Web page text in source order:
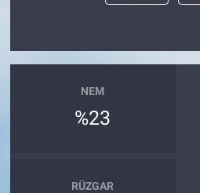
NEM
%23
RÜZGAR